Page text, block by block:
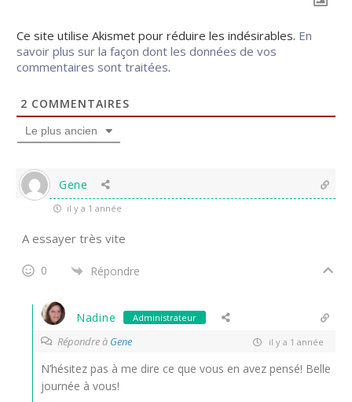
Ce site utilise Akismet pour réduire les indésirables. En
savoir plus sur la façon dont les données de vos
commentaires sont traitées.
2 COMMENTAIRES
Le plus ancien
Gene
il y a 1 année
A essayer très vite
0 Répondre
Nadine Administrateur
Répondre à Gene il y a 1 année
N’hésitez pas à me dire ce que vous en avez pensé! Belle
journée à vous!